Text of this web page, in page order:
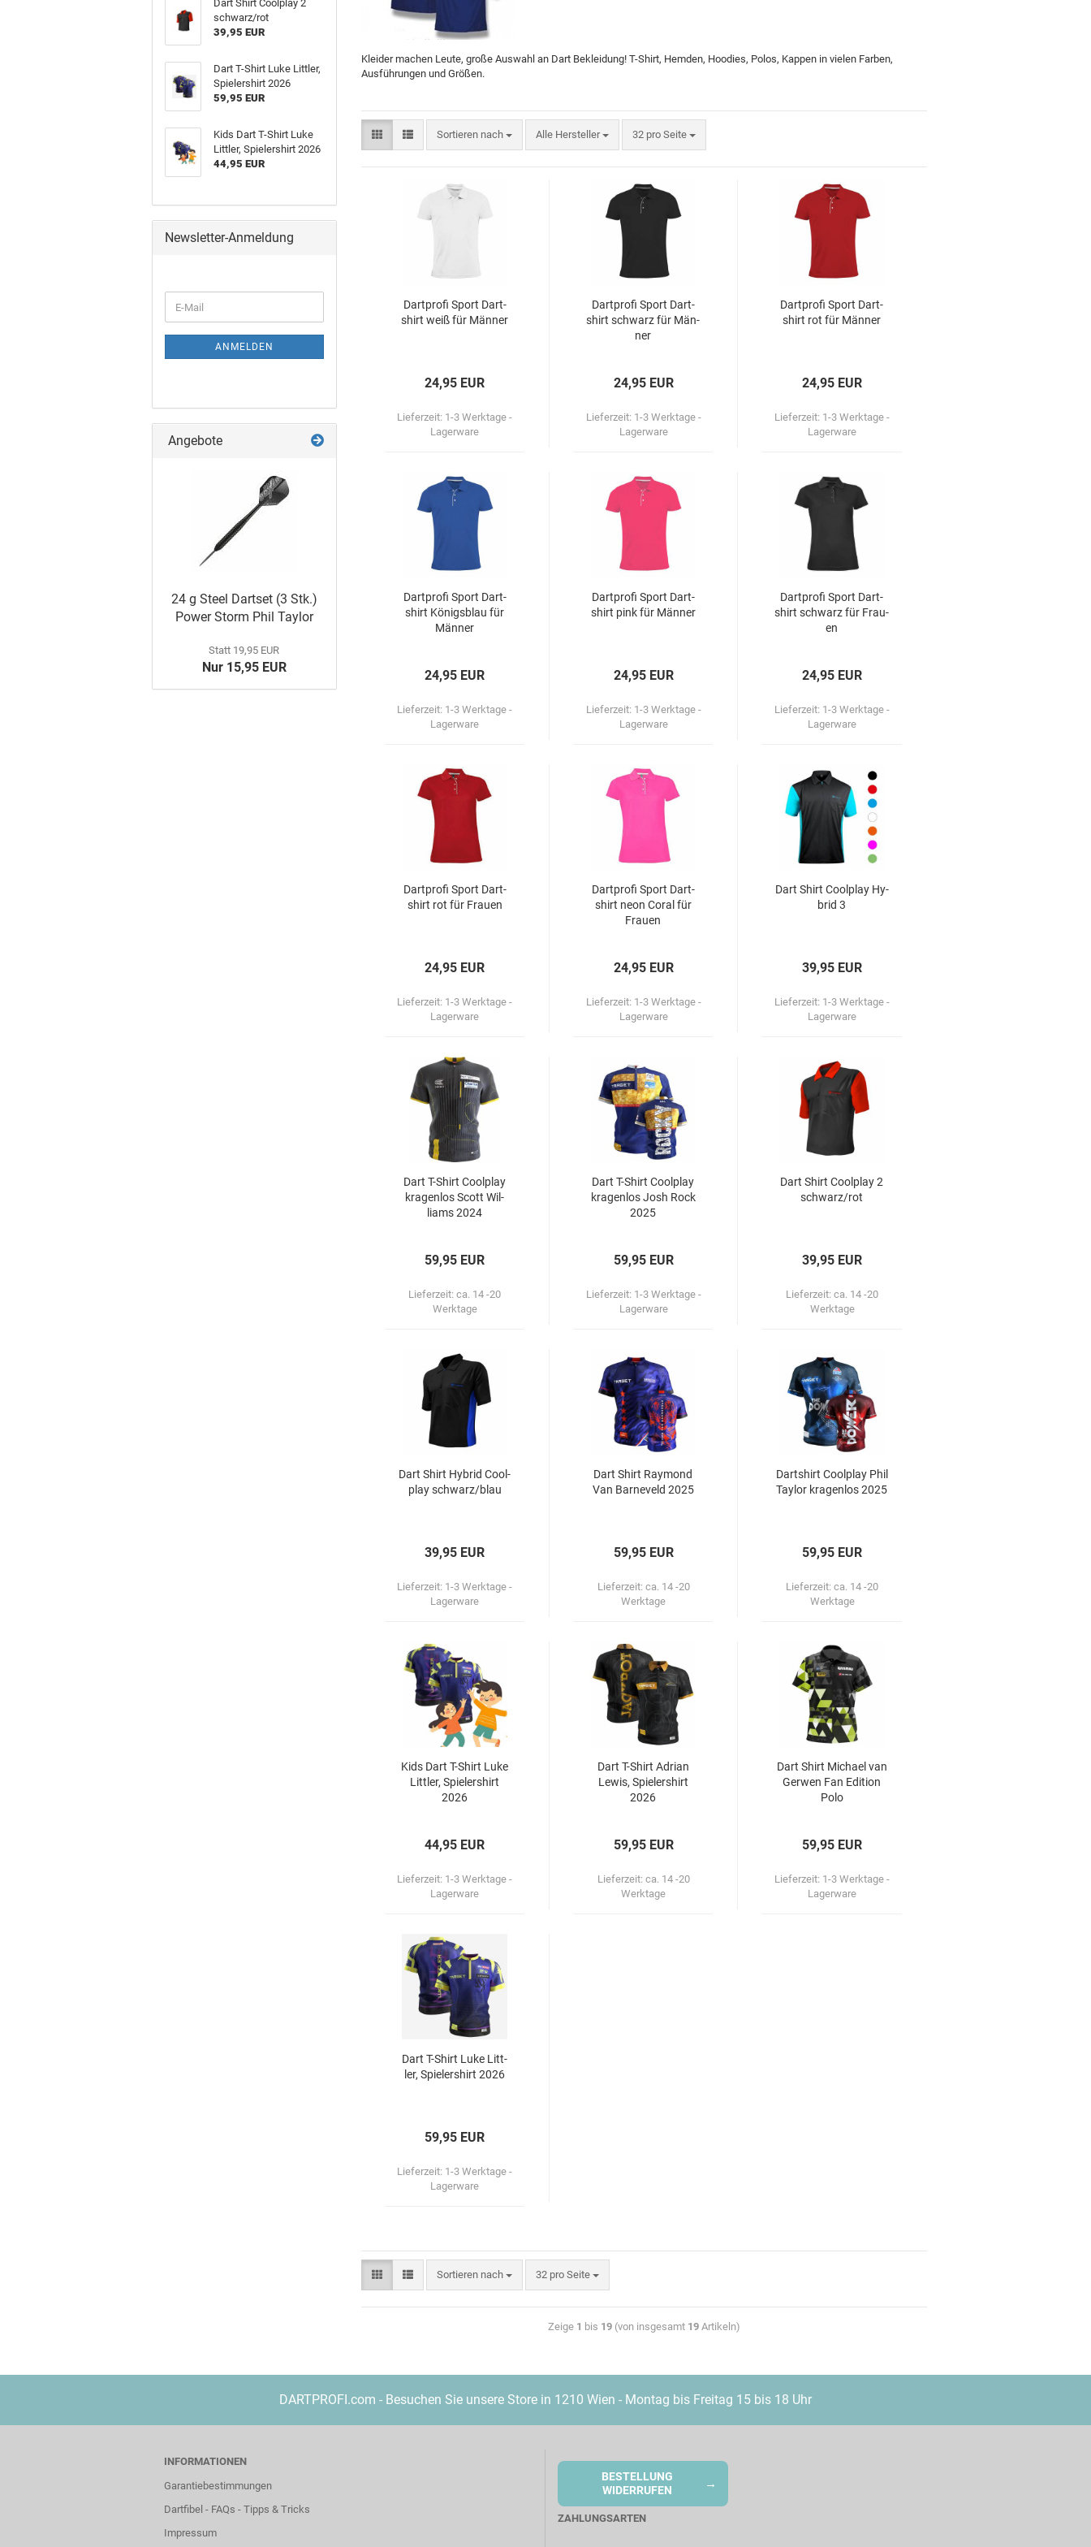
Flight"
Flight Großpackungen
VDarts
Cyberdine
Novomatic
Radikal Darts
Arachnid
Marke "Nexus"
Merkur
Weitere Marken
für Kinder und Familien
für Dein Zuhause
Top Premium Produkte
Gutscheine
Poster
Kleider machen Leute, große Auswahl an Dart Bekleidung! T-Shirt, Hemden, Hoodies, Polos, Kappen in vielen Farben,
Ausführungen und Größen.
Sortieren nach Alle Hersteller 32 pro Seite
Dart­pro­fi Sport Dart­
shirt weiß für Män­ner
24,95 EUR
Lieferzeit: 1-3 Werktage -
Lagerware
Dart­pro­fi Sport Dart­
shirt schwarz für Män­
ner
24,95 EUR
Lieferzeit: 1-3 Werktage -
Lagerware
Dart­pro­fi Sport Dart­
shirt rot für Män­ner
24,95 EUR
Lieferzeit: 1-3 Werktage -
Lagerware
Dart­pro­fi Sport Dart­
shirt Kö­nigs­blau für
Män­ner
24,95 EUR
Lieferzeit: 1-3 Werktage -
Lagerware
Dart­pro­fi Sport Dart­
shirt pink für Män­ner
24,95 EUR
Lieferzeit: 1-3 Werktage -
Lagerware
Dart­pro­fi Sport Dart­
shirt schwarz für Frau­
en
24,95 EUR
Lieferzeit: 1-3 Werktage -
Lagerware
Dart­pro­fi Sport Dart­
shirt rot für Frau­en
24,95 EUR
Lieferzeit: 1-3 Werktage -
Lagerware
Dart­pro­fi Sport Dart­
shirt neon Coral für
Frau­en
24,95 EUR
Lieferzeit: 1-3 Werktage -
Lagerware
Dart Shirt Cool­play Hy­
brid 3
39,95 EUR
Lieferzeit: 1-3 Werktage -
Lagerware
Dart T-​Shirt Cool­play
kra­gen­los Scott Wil­
liams 2024
59,95 EUR
Lieferzeit:ca. 14 -20
Werktage
Dart T-​Shirt Cool­play
kra­gen­los Josh Rock
2025
59,95 EUR
Lieferzeit: 1-3 Werktage -
Lagerware
Dart Shirt Cool­play 2
schwarz/rot
39,95 EUR
Lieferzeit:ca. 14 -20
Werktage
Dart Shirt Hy­brid Cool­
play schwarz/blau
39,95 EUR
Lieferzeit: 1-3 Werktage -
Lagerware
Dart Shirt Ray­mond
Van Bar­ne­veld 2025
59,95 EUR
Lieferzeit: ca. 14 -20
Werktage
Dart­shirt Cool­play Phil
Tay­lor kra­gen­los 2025
59,95 EUR
Lieferzeit:ca. 14 -20
Werktage
Kids Dart T-​Shirt Luke
Litt­ler, Spie­ler­shirt
2026
44,95 EUR
Lieferzeit: 1-3 Werktage -
Lagerware
Dart T-​Shirt Adri­an
Lewis, Spie­ler­shirt
2026
59,95 EUR
Lieferzeit: ca. 14 -20
Werktage
Dart Shirt Mi­cha­el van
Ger­wen Fan Edi­ti­on
Polo
59,95 EUR
Lieferzeit: 1-3 Werktage -
Lagerware
Dart T-​Shirt Luke Litt­
ler, Spie­ler­shirt 2026
59,95 EUR
Lieferzeit: 1-3 Werktage -
Lagerware
Sortieren nach 32 pro Seite
Zeige 1 bis 19(von insgesamt 19Artikeln)
Dart Shirt Cool­play 2
schwarz/rot
39,95 EUR
Dart T-​Shirt Luke Litt­ler,
Spie­ler­shirt 2026
59,95 EUR
Kids Dart T-​Shirt Luke
Litt­ler, Spie­ler­shirt 2026
44,95 EUR
Newsletter-Anmeldung
ANMELDEN
Angebote
24 g Steel Dart­set (3 Stk.)
Power Storm Phil Tay­lor
Statt 19,95 EUR
Nur 15,95 EUR
DARTPROFI.com - Besuchen Sie unsere Store in 1210 Wien - Montag bis Freitag 15 bis 18 Uhr
INFORMATIONEN
Garantiebestimmungen
Dartfibel - FAQs - Tipps & Tricks
Impressum
BESTELLUNG
WIDERRUFEN
→
ZAHLUNGSARTEN